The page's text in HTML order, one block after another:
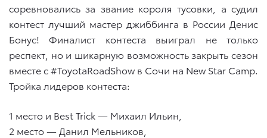
соревновались за звание короля тусовки, а судил
контест лучший мастер джиббинга в России Денис
Бонус! Финалист контеста выиграл не только
респект, но и шикарную возможность закрыть сезон
вместе с #ToyotaRoadShow в Сочи на New Star Camp.
Тройка лидеров контеста:
1 место и Best Trick — Михаил Ильин,
2 место — Данил Мельников,